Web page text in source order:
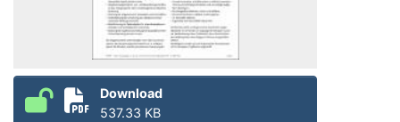
Download
537.33 KB